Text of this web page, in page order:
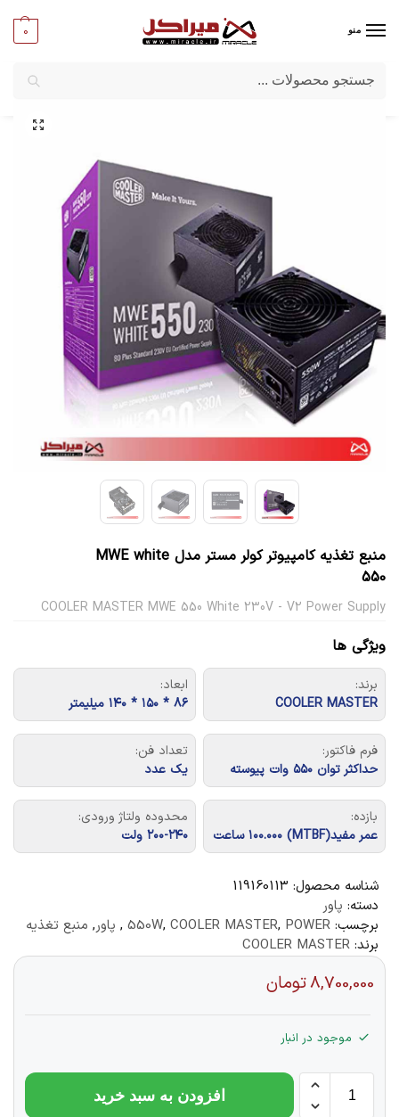
منو 0
میراکل/کامپیوتر/قطعات اصلی
منبع تغذیه کامپیوتر کولر مستر مدل MWE white
550
COOLER MASTER MWE 550 White 230V - V2 Power Supply
ویژگی ها
برند:
COOLER MASTER
ابعاد:
۸۶ * ۱۵۰ * ۱۴۰ میلیمتر
فرم فاکتور:
حداکثر توان ۵۵۰ وات پیوسته
تعداد فن:
یک عدد
بازده:
عمر مفید(MTBF) ۱۰۰.۰۰۰ ساعت
محدوده ولتاژ ورودی:
۲۰۰-۲۴۰ ولت
شناسه محصول: 119160113
دسته: پاور
برچسب:
550W, COOLER MASTER, POWER
, پاور, منبع تغذیه
برند: COOLER MASTER
8,700,000تومان
موجود در انبار
افزودن به سبد خرید